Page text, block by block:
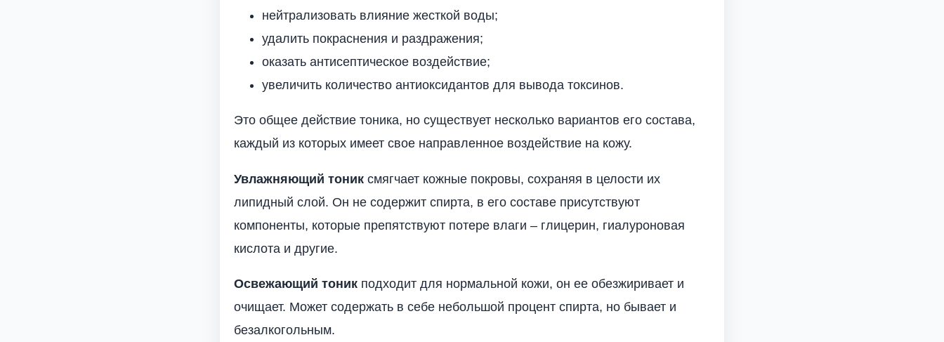
нейтрализовать влияние жесткой воды;
удалить покраснения и раздражения;
оказать антисептическое воздействие;
увеличить количество антиоксидантов для вывода токсинов.
Это общее действие тоника, но существует несколько вариантов его состава,
каждый из которых имеет свое направленное воздействие на кожу.
Увлажняющий тоник смягчает кожные покровы, сохраняя в целости их
липидный слой. Он не содержит спирта, в его составе присутствуют
компоненты, которые препятствуют потере влаги – глицерин, гиалуроновая
кислота и другие.
Освежающий тоник подходит для нормальной кожи, он ее обезжиривает и
очищает. Может содержать в себе небольшой процент спирта, но бывает и
безалкогольным.